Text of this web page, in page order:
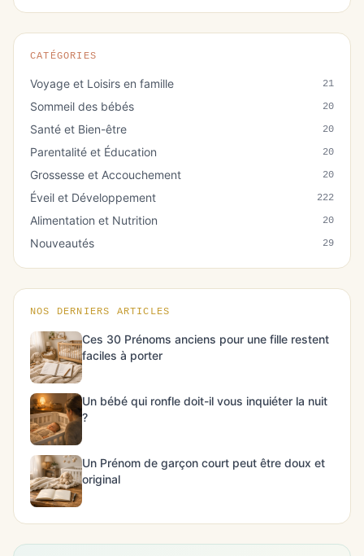
CATÉGORIES
Voyage et Loisirs en famille 21
Sommeil des bébés 20
Santé et Bien-être 20
Parentalité et Éducation 20
Grossesse et Accouchement 20
Éveil et Développement 222
Alimentation et Nutrition 20
Nouveautés 29
NOS DERNIERS ARTICLES
Ces 30 Prénoms anciens pour une fille restent
faciles à porter
Un bébé qui ronfle doit-il vous inquiéter la nuit
?
Un Prénom de garçon court peut être doux et
original